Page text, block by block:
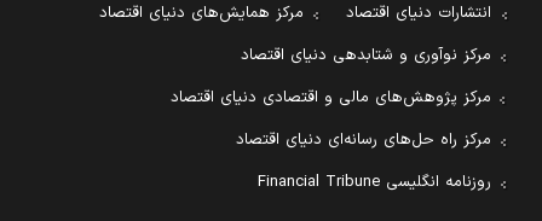
انتشارات دنیای اقتصاد
مرکز همایش‌های دنیای اقتصاد
مرکز نوآوری و شتابدهی دنیای اقتصاد
مرکز پژوهش‌های مالی و اقتصادی دنیای اقتصاد
مرکز راه حل‌های رسانه‌ای دنیای اقتصاد
روزنامه انگلیسی Financial Tribune